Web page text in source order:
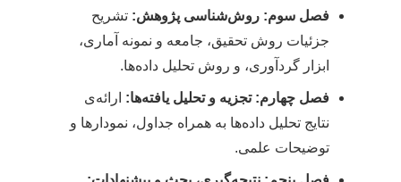
فصل سوم: روش‌شناسی پژوهش: تشریح
جزئیات روش تحقیق، جامعه و نمونه آماری،
ابزار گردآوری، و روش تحلیل داده‌ها.
فصل چهارم: تجزیه و تحلیل یافته‌ها: ارائه‌ی
نتایج تحلیل داده‌ها به همراه جداول، نمودارها و
توضیحات علمی.